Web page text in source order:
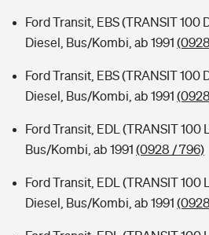
Ford Transit, EBS (TRANSIT 100
Diesel, Bus/Kombi, ab 1991
Ford Transit, EBS (TRANSIT 100
Diesel, Bus/Kombi, ab 1991
Ford Transit, EDL (TRANSIT 100
Bus/Kombi, ab 1991 (0928 / 796)
Ford Transit, EDL (TRANSIT 100
Diesel, Bus/Kombi, ab 1991